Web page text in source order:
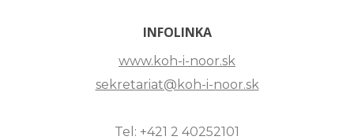
INFOLINKA
www.koh-i-noor.sk
sekretariat@koh-i-noor.sk
Tel: +421 2 40252101